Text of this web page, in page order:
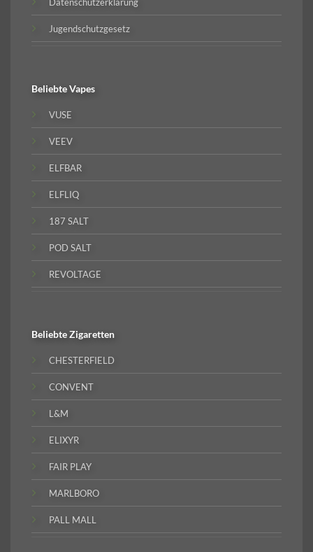
Jugendschutzgesetz
BeliebteVapes
VUSE
VEEV
ELFBAR
ELFLIQ
187 SALT
POD SALT
REVOLTAGE
BeliebteZigaretten
CHESTERFIELD
CONVENT
L&M
ELIXYR
FAIR PLAY
MARLBORO
PALL MALL